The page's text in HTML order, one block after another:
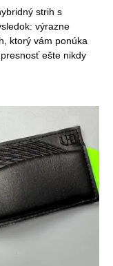
strih s
výrazne
ktorý vám ponúka
ešte nikdy